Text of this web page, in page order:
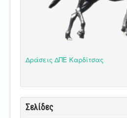
Δράσεις ΔΠΕ Καρδίτσας
Σελίδες